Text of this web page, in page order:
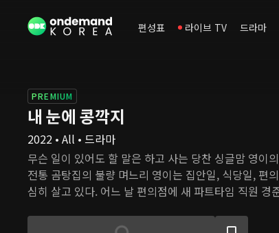
편성표 라이브 TV 드라마
PREMIUM
내 눈에 콩깍지
2022 • All • 드라마
무슨 일이 있어도 할 말은 하고 사는 당찬 싱글맘 영이
전통 곰탕집의 불량 며느리 영이는 집안일, 식당일, 편
심히 살고 있다. 어느 날 편의점에 새 파트타임 직원 경
마음을 둘러싼 벽을 허물기 시작한다.